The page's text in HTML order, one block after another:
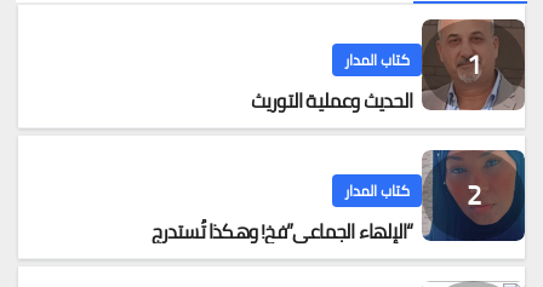
كتاب المدار
الحديث وعملية التوريث
كتاب المدار
“الإلهاء الجماعي”فخ! وهكذا تُستدرج